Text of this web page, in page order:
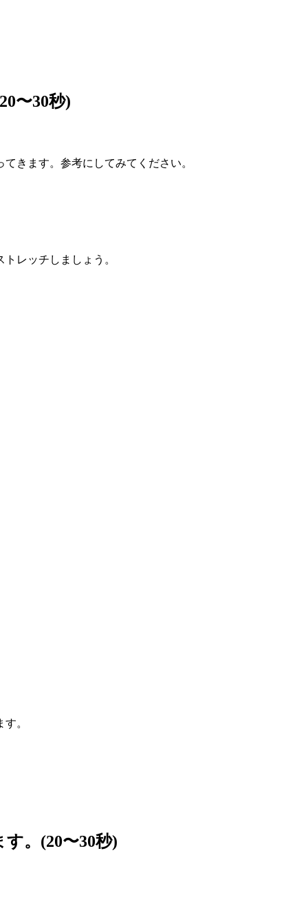
〜30秒)
きます。参考にしてみてください。
レッチしましょう。
。
。(20〜30秒)